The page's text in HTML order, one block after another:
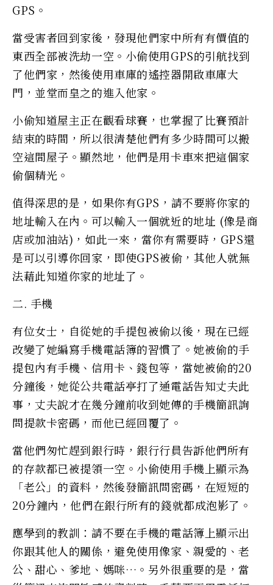
GPS。
當受害者回到家後，發現他們家中所有有價值的
東西全部被洗劫一空。小偷使用GPS的引航找到
了他們家，然後使用車庫的遙控器開啟車庫大
門，並堂而皇之的進入他家。
小偷知道屋主正在觀看球賽，也掌握了比賽預計
結束的時間，所以很清楚他們有多少時間可以搬
空這間屋子。顯然地，他們是用卡車來把這個家
偷個精光。
值得深思的是，如果你有GPS，請不要將你家的
地址輸入在內。可以輸入一個就近的地址 (像是商
店或加油站)，如此一來，當你有需要時，GPS還
是可以引導你回家，即使GPS被偷，其他人就無
法藉此知道你家的地址了。
二. 手機
有位女士，自從她的手提包被偷以後，現在已經
改變了她編寫手機電話簿的習慣了。她被偷的手
提包內有手機、信用卡、錢包等，當她被偷的20
分鐘後，她從公共電話亭打了通電話告知丈夫此
事，丈夫說才在幾分鐘前收到她傳的手機簡訊詢
問提款卡密碼，而他已經回覆了。
當他們匆忙趕到銀行時，銀行行員告訴他們所有
的存款都已被提領一空。小偷使用手機上顯示為
「老公」的資料，然後發簡訊問密碼，在短短的
20分鐘內，他們在銀行所有的錢就都成泡影了。
應學到的教訓：請不要在手機的電話簿上顯示出
你跟其他人的關係，避免使用像家、親愛的、老
公、甜心、爹地、媽咪…。另外很重要的是，當